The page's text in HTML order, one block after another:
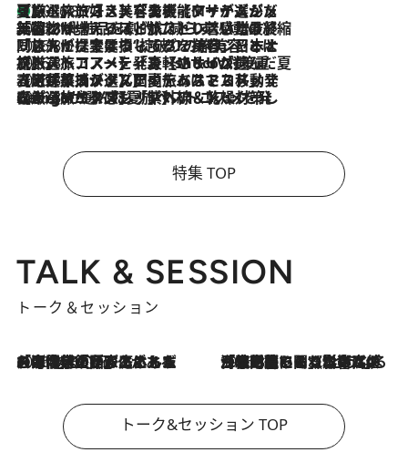
2026.8.7
【厳選旅コスメ】「多機能アイテムがメイン！」旅好き美容エディターが選んだ夏旅ベストコスメを発表【Mサイズジップ】
2026.8.6
「荷物が増えるほど旅ストレスは増す」美容ジャーナリストがたどり着いた最終結論。“化粧品を劇的に減らす”感動の凝縮美容とは
2026.8.6
「旅先には金髪ウィッグを持参」日本と同じメイクでは損してる!? 美容ジャーナリストが提案する“掟破りの旅美容”とは
2026.8.6
【厳選旅コスメ】「身軽さ＆UV対策重視！」ヘアアーティストshucoが選んだ夏旅ベストコスメを発表【Mサイズジップ】
2026.8.5
【厳選旅コスメ】国内をあちこち移動する河井菜摘が選んだ夏旅ベストコスメ発表！「リラックスアイテムはマスト」【Mサイズジップ】
2026.8.4
【厳選旅コスメ】「紫外線＆乾燥対策しながらメイク感も！」ヘア＆メイクGeorgeが選んだ夏旅ベストコスメを発表！【Mサイズジップ】
特集 TOP
TALK & SESSION
トーク＆セッション
2026.8.3
「今後値上げがあるとすれば…」「リスクがあるのは今年の冬」エネルギー専門家が語る、ホルムズ海峡封鎖が家庭にもたらす“ある心配” 2026.8.3
「住宅建てられない…」「サーチャージ料の高値が続いている」ホルムズ海峡封鎖による影響はいつまで続く？《エネルギー専門家に聞く“どうなる日本の暮らし”》
トーク&セッション TOP